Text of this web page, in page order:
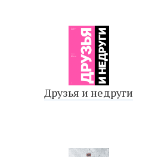
Друзья и недруги